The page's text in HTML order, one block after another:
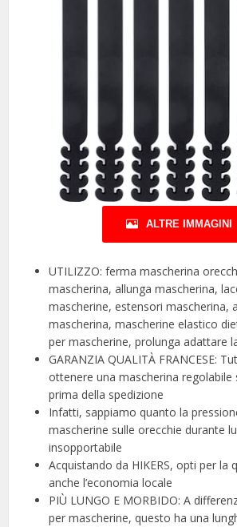
ALTRE IMMAGINI
UTILIZZO: ferma mascherina
mascherina, allunga mascherina,
mascherine, estensori mascherina,
mascherina, mascherine elastico
per mascherine, prolunga adattare
GARANZIA QUALITÀ FRANCESE:
ottenere una mascherina
prima della spedizione
Infatti, sappiamo quanto la
mascherine sulle orecchie durante
insopportabile
Acquistando da HIKERS, opti per la
anche l’economia locale
PIÙ LUNGO E MORBIDO: A
per mascherine, questo ha una